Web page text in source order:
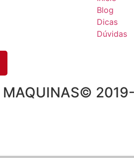
Blog
Dicas
Dúvidas
2019-